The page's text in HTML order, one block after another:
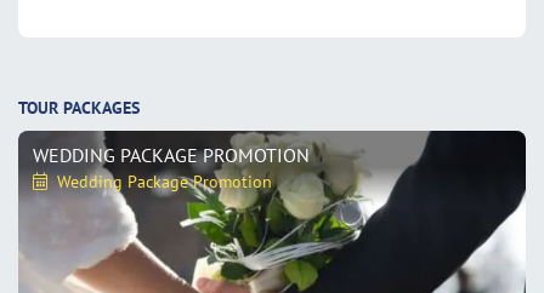
TOUR PACKAGES
WEDDING PACKAGE PROMOTION
Wedding Package Promotion